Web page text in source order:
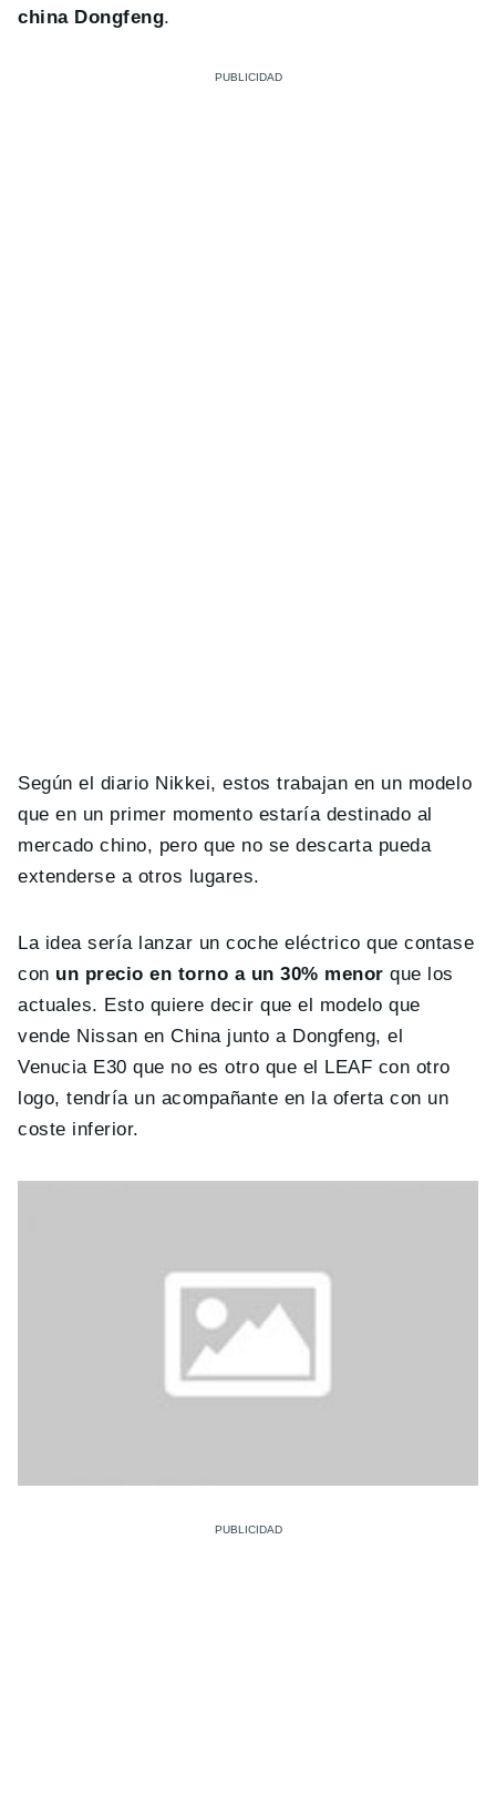
china Dongfeng.
Según el diario Nikkei, estos trabajan en un modelo
que en un primer momento estaría destinado al
mercado chino, pero que no se descarta pueda
extenderse a otros lugares.
La idea sería lanzar un coche eléctrico que contase
con un precio en torno a un 30% menor que los
actuales. Esto quiere decir que el modelo que
vende Nissan en China junto a Dongfeng, el
Venucia E30 que no es otro que el LEAF con otro
logo, tendría un acompañante en la oferta con un
coste inferior.